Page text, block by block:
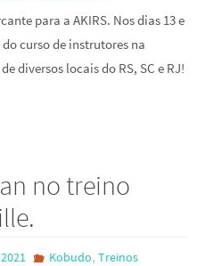
para a AKIRS. Nos dias 13 e
curso de instrutores na
diversos locais do RS, SC e RJ!
no treino
Kobudo, Treinos